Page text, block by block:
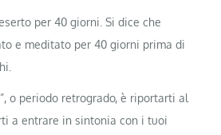
per 40 giorni. Si dice che
e meditato per 40 giorni prima di
o periodo retrogrado, è riportarti al
a entrare in sintonia con i tuoi